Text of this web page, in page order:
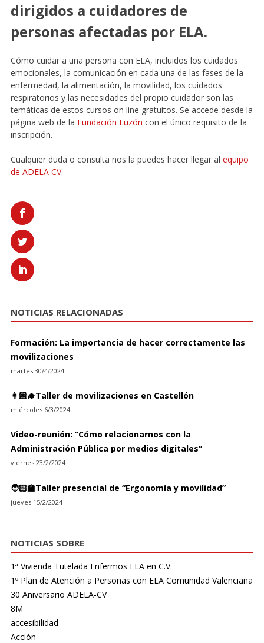
dirigidos a cuidadores de
personas afectadas por ELA.
Cómo cuidar a una persona con ELA, incluidos los cuidados
emocionales, la comunicación en cada una de las fases de la
enfermedad, la alimentación, la movilidad, los cuidados
respiratorios y las necesidades del propio cuidador son las
temáticas de estos cursos on line gratuitos. Se accede desde la
página web de la Fundación Luzón con el único requisito de la
inscripción.
Cualquier duda o consulta nos la puedes hacer llegar al equipo
de ADELA CV.
NOTICIAS RELACIONADAS
Formación: La importancia de hacer correctamente las
movilizaciones
martes 30/4/2024
👩🏽‍🎓Taller de movilizaciones en Castellón
miércoles 6/3/2024
Video-reunión: “Cómo relacionarnos con la
Administración Pública por medios digitales”
viernes 23/2/2024
🧑🏻‍🏫Taller presencial de “Ergonomía y movilidad”
jueves 15/2/2024
NOTICIAS SOBRE
1ª Vivienda Tutelada Enfermos ELA en C.V.
1º Plan de Atención a Personas con ELA Comunidad Valenciana
30 Aniversario ADELA-CV
8M
accesibilidad
Acción